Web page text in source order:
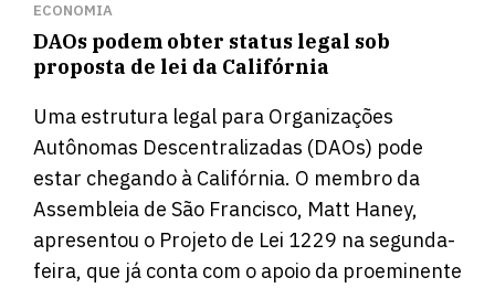
ECONOMIA
DAOs podem obter status legal sob
proposta de lei da Califórnia
Uma estrutura legal para Organizações
Autônomas Descentralizadas (DAOs) pode
estar chegando à Califórnia. O membro da
Assembleia de São Francisco, Matt Haney,
apresentou o Projeto de Lei 1229 na segunda-
feira, que já conta com o apoio da proeminente